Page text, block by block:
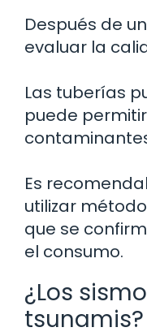
Después de
evaluar la
Las tuberías
puede
Es
utilizar
que se
el consumo.
¿Los
tsunamis?